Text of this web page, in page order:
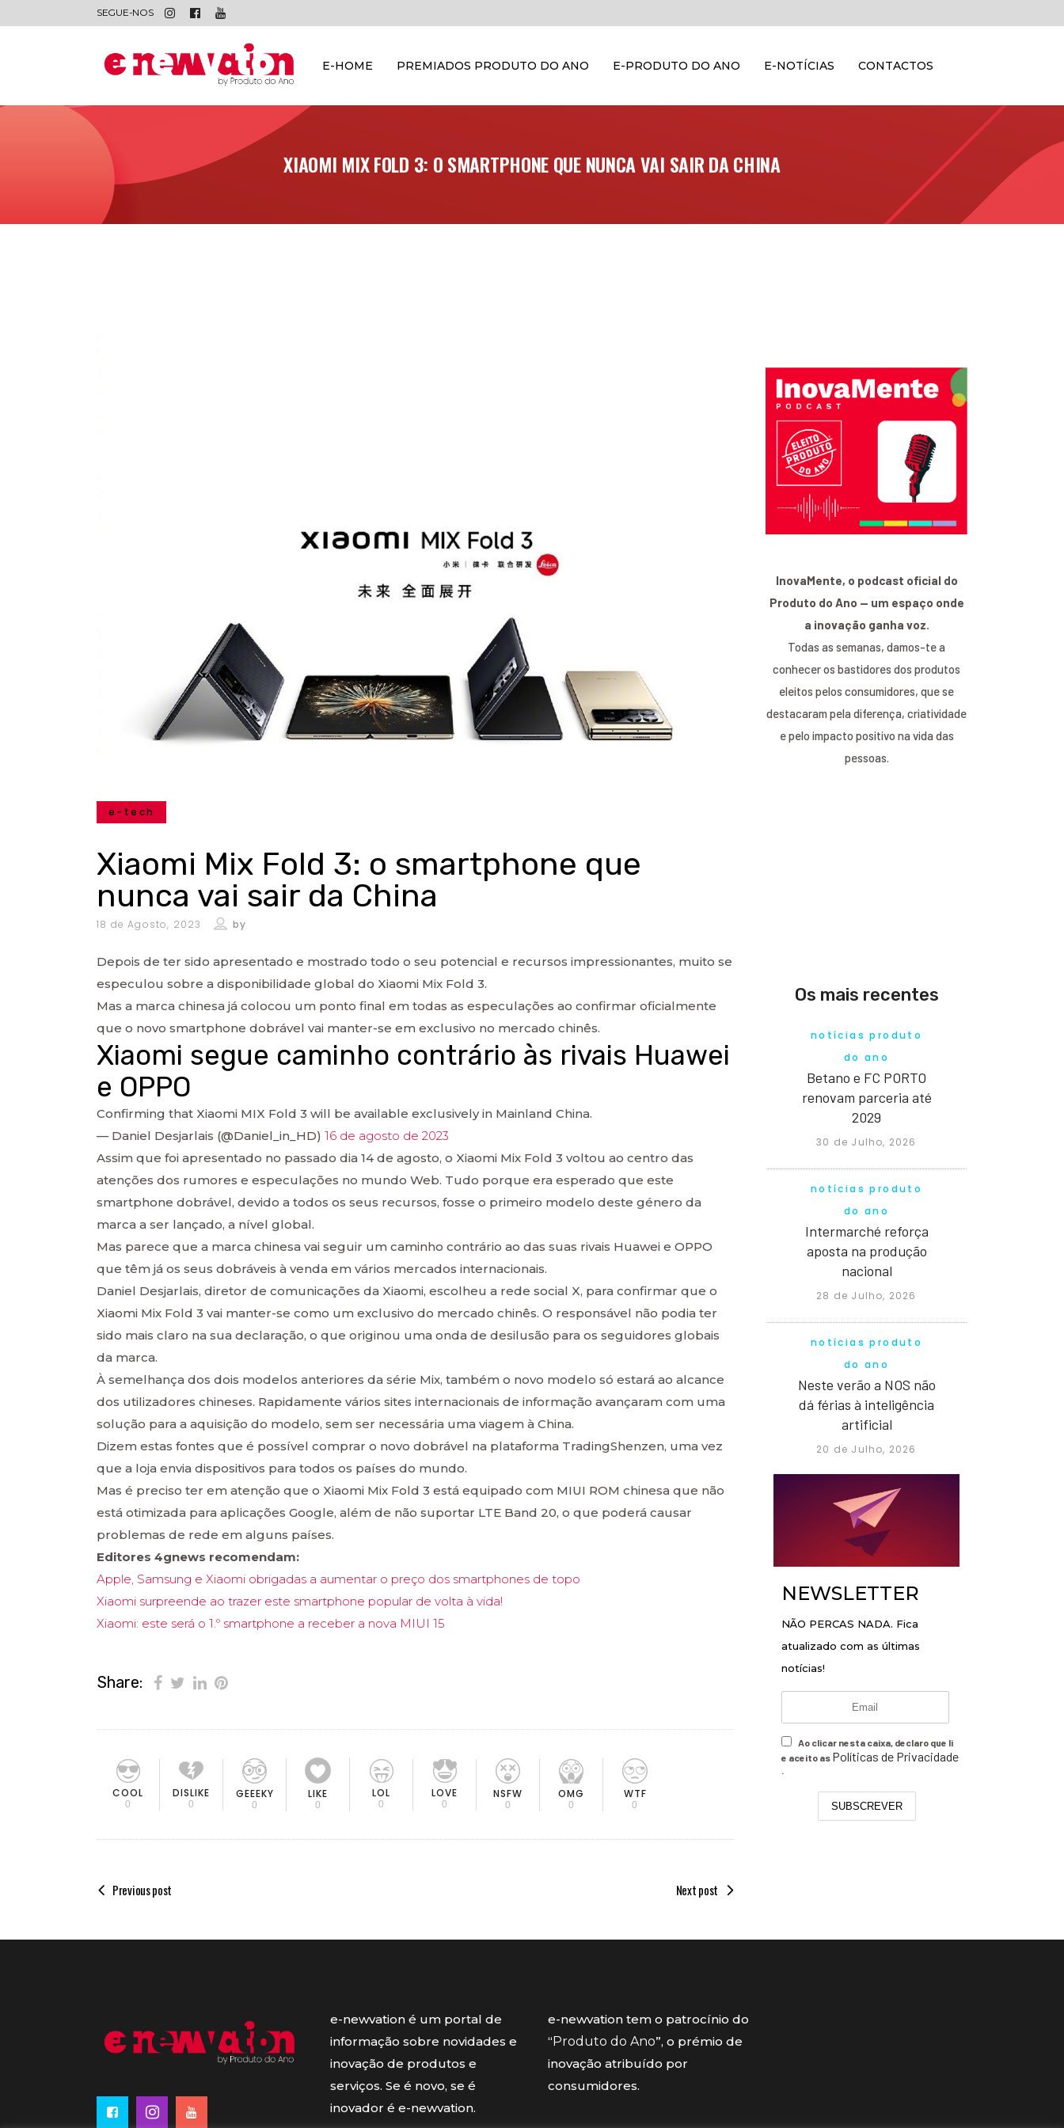
SEGUE-NOS
E-HOME PREMIADOS PRODUTO DO ANO E-PRODUTO DO ANO E-NOTÍCIAS CONTACTOS
XIAOMI MIX FOLD 3: O SMARTPHONE QUE NUNCA VAI SAIR DA CHINA
e-tech
Xiaomi Mix Fold 3: o smartphone que
nunca vai sair da China
18 de Agosto, 2023 by
Depois de ter sido apresentado e mostrado todo o seu potencial e recursos impressionantes, muito se
especulou sobre a disponibilidade global do Xiaomi Mix Fold 3.
Mas a marca chinesa já colocou um ponto final em todas as especulações ao confirmar oficialmente
que o novo smartphone dobrável vai manter-se em exclusivo no mercado chinês.
Xiaomi segue caminho contrário às rivais Huawei
e OPPO
Confirming that Xiaomi MIX Fold 3 will be available exclusively in Mainland China.
— Daniel Desjarlais (@Daniel_in_HD) 16 de agosto de 2023
Assim que foi apresentado no passado dia 14 de agosto, o Xiaomi Mix Fold 3 voltou ao centro das
atenções dos rumores e especulações no mundo Web. Tudo porque era esperado que este
smartphone dobrável, devido a todos os seus recursos, fosse o primeiro modelo deste género da
marca a ser lançado, a nível global.
Mas parece que a marca chinesa vai seguir um caminho contrário ao das suas rivais Huawei e OPPO
que têm já os seus dobráveis à venda em vários mercados internacionais.
Daniel Desjarlais, diretor de comunicações da Xiaomi, escolheu a rede social X, para confirmar que o
Xiaomi Mix Fold 3 vai manter-se como um exclusivo do mercado chinês. O responsável não podia ter
sido mais claro na sua declaração, o que originou uma onda de desilusão para os seguidores globais
da marca.
À semelhança dos dois modelos anteriores da série Mix, também o novo modelo só estará ao alcance
dos utilizadores chineses. Rapidamente vários sites internacionais de informação avançaram com uma
solução para a aquisição do modelo, sem ser necessária uma viagem à China.
Dizem estas fontes que é possível comprar o novo dobrável na plataforma TradingShenzen, uma vez
que a loja envia dispositivos para todos os países do mundo.
Mas é preciso ter em atenção que o Xiaomi Mix Fold 3 está equipado com MIUI ROM chinesa que não
está otimizada para aplicações Google, além de não suportar LTE Band 20, o que poderá causar
problemas de rede em alguns países.
Editores 4gnews recomendam:
Apple, Samsung e Xiaomi obrigadas a aumentar o preço dos smartphones de topo
Xiaomi surpreende ao trazer este smartphone popular de volta à vida!
Xiaomi: este será o 1.º smartphone a receber a nova MIUI 15
Share:
COOL
0
DISLIKE
0
GEEEKY
0
LIKE
0
LOL
0
LOVE
0
NSFW
0
OMG
0
WTF
0
Previous post Next post
InovaMente, o podcast oficial do
Produto do Ano — um espaço onde
a inovação ganha voz.
Todas as semanas, damos-te a
conhecer os bastidores dos produtos
eleitos pelos consumidores, que se
destacaram pela diferença, criatividade
e pelo impacto positivo na vida das
pessoas.
Os mais recentes
notícias produto
do ano
Betano e FC PORTO
renovam parceria até
2029
30 de Julho, 2026
notícias produto
do ano
Intermarché reforça
aposta na produção
nacional
28 de Julho, 2026
notícias produto
do ano
Neste verão a NOS não
dá férias à inteligência
artificial
20 de Julho, 2026
NEWSLETTER
NÃO PERCAS NADA. Fica
atualizado com as últimas
notícias!
Ao clicar nesta caixa, declaro que li
e aceito as Políticas de Privacidade
.
SUBSCREVER
e-newvation é um portal de
informação sobre novidades e
inovação de produtos e
serviços. Se é novo, se é
inovador é e-newvation.
e-newvation tem o patrocínio do
“ Produto do Ano”, o prémio de
inovação atribuído por
consumidores.